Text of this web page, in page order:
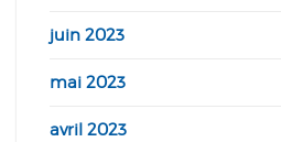
juin 2023
mai 2023
avril 2023